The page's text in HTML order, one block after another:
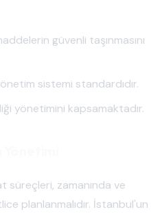
güvenli taşınmasını
sistemi standardıdır.
yönetimini kapsamaktadır.
süreçleri, zamanında ve
planlanmalıdır. İstanbul'un